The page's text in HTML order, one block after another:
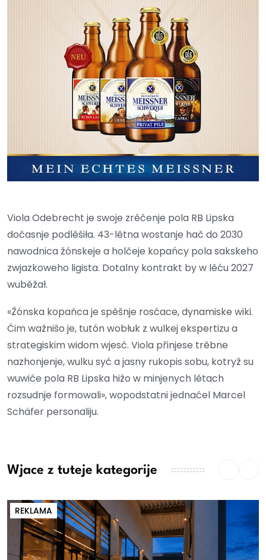
Viola Odebrecht je swoje zrěčenje pola RB Lipska
dočasnje podlěšiła. 43-lětna wostanje hač do 2030
nawodnica žónskeje a holčeje kopańcy pola sakskeho
zwjazkoweho ligista. Dotalny kontrakt by w lěću 2027
wuběžał.
«Žónska kopańca je spěšnje rosćace, dynamiske wiki.
Ćim wažnišo je, tutón wobłuk z wulkej ekspertizu a
strategiskim widom wjesć. Viola přinjese trěbne
nazhonjenje, wulku syć a jasny rukopis sobu, kotryž su
wuwiće pola RB Lipska hižo w minjenych lětach
rozsudnje formowali», wopodstatni jednaćel Marcel
Schäfer personaliju.
Wjace z tuteje kategorije
REKLAMA